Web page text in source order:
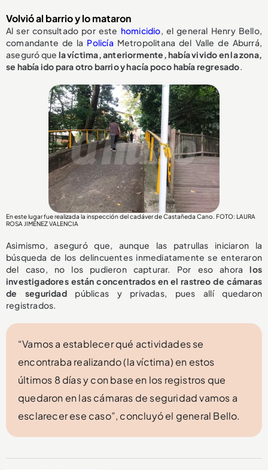
Volvió al barrio y lo mataron
Al ser consultado por este homicidio, el general Henry Bello,
comandante de la Policía Metropolitana del Valle de Aburrá,
aseguró que la víctima, anteriormente, había vivido en la zona,
se había ido para otro barrio y hacía poco había regresado.
En este lugar fue realizada la inspección del cadáver de Castañeda Cano. FOTO: LAURA
ROSA JIMÉNEZ VALENCIA
Asimismo, aseguró que, aunque las patrullas iniciaron la
búsqueda de los delincuentes inmediatamente se enteraron
del caso, no los pudieron capturar. Por eso ahoralos
investigadores están concentrados en el rastreo de cámaras
de seguridad públicas y privadas, pues allí quedaron
registrados.
“Vamos a establecer qué actividades se
encontraba realizando (la víctima) en estos
últimos 8 días y con base en los registros que
quedaron en las cámaras de seguridad vamos a
esclarecer ese caso”, concluyó el general Bello.